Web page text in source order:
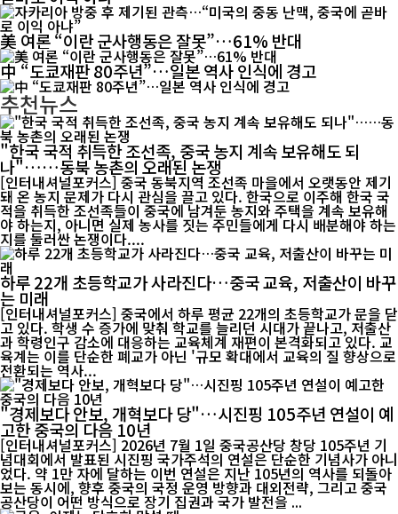
美 여론 “이란 군사행동은 잘못”…61% 반대
中 “도쿄재판 80주년”…일본 역사 인식에 경고
추천뉴스
"한국 국적 취득한 조선족, 중국 농지 계속 보유해도 되
나"……동북 농촌의 오래된 논쟁
[인터내셔널포커스] 중국 동북지역 조선족 마을에서 오랫동안 제기
돼 온 농지 문제가 다시 관심을 끌고 있다. 한국으로 이주해 한국 국
적을 취득한 조선족들이 중국에 남겨둔 농지와 주택을 계속 보유해
야 하는지, 아니면 실제 농사를 짓는 주민들에게 다시 배분해야 하는
지를 둘러싼 논쟁이다....
하루 22개 초등학교가 사라진다…중국 교육, 저출산이 바꾸
는 미래
[인터내셔널포커스] 중국에서 하루 평균 22개의 초등학교가 문을 닫
고 있다. 학생 수 증가에 맞춰 학교를 늘리던 시대가 끝나고, 저출산
과 학령인구 감소에 대응하는 교육체계 재편이 본격화되고 있다. 교
육계는 이를 단순한 폐교가 아닌 '규모 확대에서 교육의 질 향상으로
전환되는 역사...
"경제보다 안보, 개혁보다 당"…시진핑 105주년 연설이 예
고한 중국의 다음 10년
[인터내셔널포커스] 2026년 7월 1일 중국공산당 창당 105주년 기
념대회에서 발표된 시진핑 국가주석의 연설은 단순한 기념사가 아니
었다. 약 1만 자에 달하는 이번 연설은 지난 105년의 역사를 되돌아
보는 동시에, 향후 중국의 국정 운영 방향과 대외전략, 그리고 중국
공산당이 어떤 방식으로 장기 집권과 국가 발전을 ...